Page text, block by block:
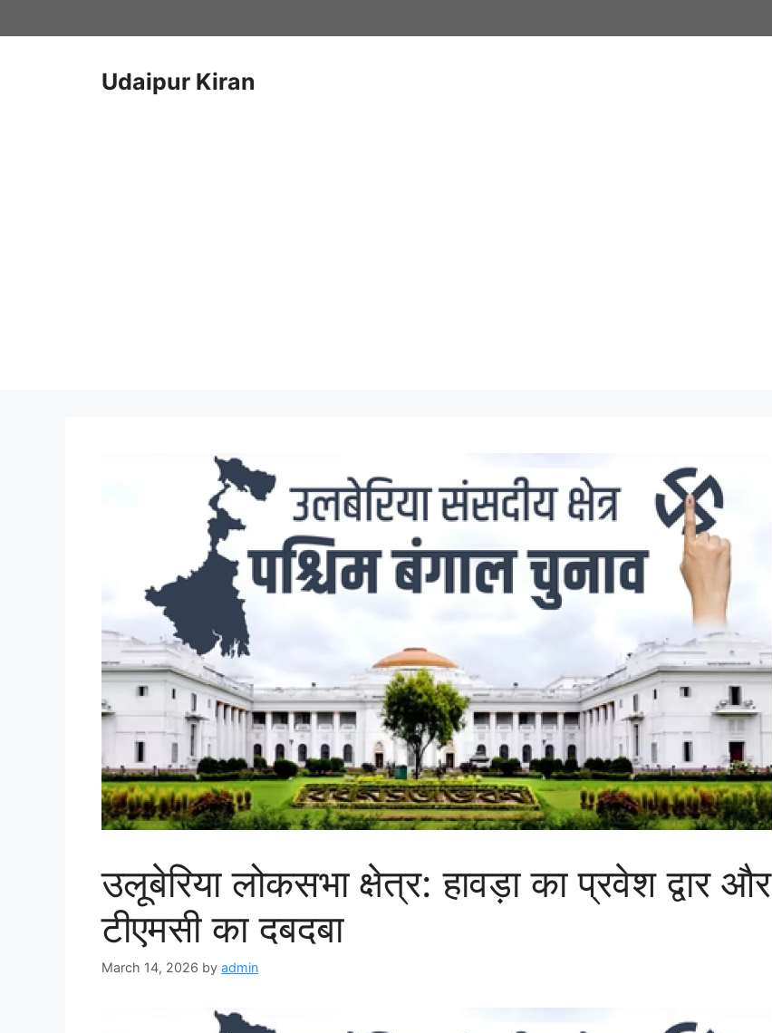
to
Udaipur Kiran
उलूबेरिया लोकसभा क्षेत्र: हावड़ा का प्रवेश द्वार और
टीएमसी का दबदबा
March 14, 2026 by admin